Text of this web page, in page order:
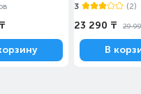
3
(2)
23 290 ₸ 29
В